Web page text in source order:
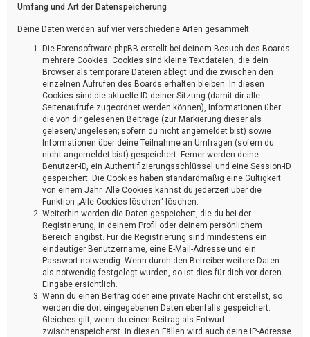
Umfang und Art der Datenspeicherung
Deine Daten werden auf vier verschiedene Arten gesammelt:
Die Forensoftware phpBB erstellt bei deinem Besuch des Boards
mehrere Cookies. Cookies sind kleine Textdateien, die dein
Browser als temporäre Dateien ablegt und die zwischen den
einzelnen Aufrufen des Boards erhalten bleiben. In diesen
Cookies sind die aktuelle ID deiner Sitzung (damit dir alle
Seitenaufrufe zugeordnet werden können), Informationen über
die von dir gelesenen Beiträge (zur Markierung dieser als
gelesen/ungelesen; sofern du nicht angemeldet bist) sowie
Informationen über deine Teilnahme an Umfragen (sofern du
nicht angemeldet bist) gespeichert. Ferner werden deine
Benutzer-ID, ein Authentifizierungsschlüssel und eine Session-ID
gespeichert. Die Cookies haben standardmäßig eine Gültigkeit
von einem Jahr. Alle Cookies kannst du jederzeit über die
Funktion „Alle Cookies löschen“ löschen.
Weiterhin werden die Daten gespeichert, die du bei der
Registrierung, in deinem Profil oder deinem persönlichem
Bereich angibst. Für die Registrierung sind mindestens ein
eindeutiger Benutzername, eine E-Mail-Adresse und ein
Passwort notwendig. Wenn durch den Betreiber weitere Daten
als notwendig festgelegt wurden, so ist dies für dich vor deren
Eingabe ersichtlich.
Wenn du einen Beitrag oder eine private Nachricht erstellst, so
werden die dort eingegebenen Daten ebenfalls gespeichert.
Gleiches gilt, wenn du einen Beitrag als Entwurf
zwischenspeicherst. In diesen Fällen wird auch deine IP-Adresse